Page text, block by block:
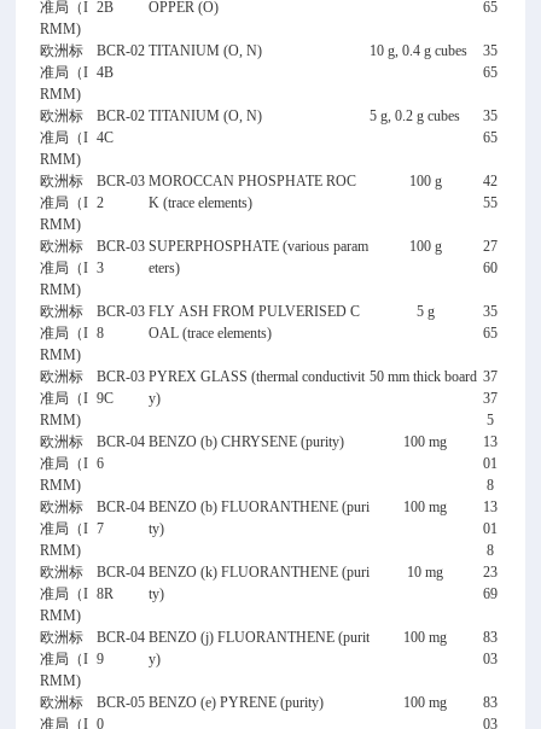
准局（I
RMM)
2B
OPPER (O)
65
欧洲标
准局（I
RMM)
BCR-02
4B
TITANIUM (O, N) 10 g, 0.4 g cubes
35
65
欧洲标
准局（I
RMM)
BCR-02
4C
TITANIUM (O, N) 5 g, 0.2 g cubes
35
65
欧洲标
准局（I
RMM)
BCR-03
2
MOROCCAN PHOSPHATE ROC
K (trace elements)
100 g
42
55
欧洲标
准局（I
RMM)
BCR-03
3
SUPERPHOSPHATE (various param
eters)
100 g
27
60
欧洲标
准局（I
RMM)
BCR-03
8
FLY ASH FROM PULVERISED C
OAL (trace elements)
5 g
35
65
欧洲标
准局（I
RMM)
BCR-03
9C
PYREX GLASS (thermal conductivit
y)
50 mm thick board 37
37
5
欧洲标
准局（I
RMM)
BCR-04
6
BENZO (b) CHRYSENE (purity) 100 mg
13
01
8
欧洲标
准局（I
RMM)
BCR-04
7
BENZO (b) FLUORANTHENE (puri
ty)
100 mg
13
01
8
欧洲标
准局（I
RMM)
BCR-04
8R
BENZO (k) FLUORANTHENE (puri
ty)
10 mg
23
69
欧洲标
准局（I
RMM)
BCR-04
9
BENZO (j) FLUORANTHENE (purit
y)
100 mg
83
03
欧洲标
准局（I
BCR-05
0
BENZO (e) PYRENE (purity) 100 mg
83
03